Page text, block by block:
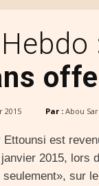
2015 Par : Abou
est
2015, lors
sur